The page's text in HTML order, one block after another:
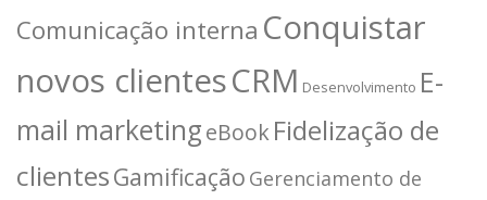
Comunicação interna Conquistar
novos clientesCRM Desenvolvimento E-
mail marketingeBookFidelização de
clientesGamificação Gerenciamento de